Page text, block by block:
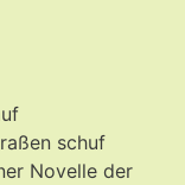
schuf
Novelle der